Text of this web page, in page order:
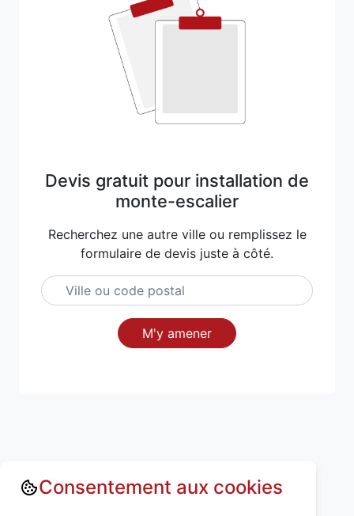
Devis gratuit pour installation de
monte-escalier
Recherchez une autre ville ou remplissez le
formulaire de devis juste à côté.
M'y amener
Annuaire : Monte escalier
Consentement aux cookies